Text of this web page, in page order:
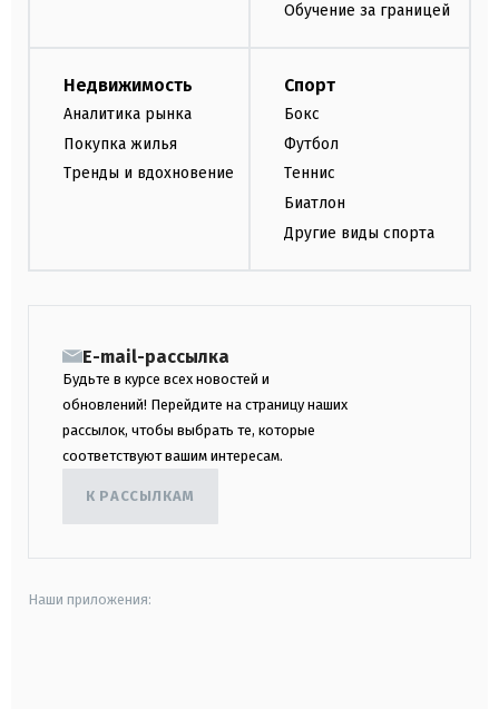
Обучение за границей
Недвижимость
Аналитика рынка
Покупка жилья
Тренды и вдохновение
Спорт
Бокс
Футбол
Теннис
Биатлон
Другие виды спорта
E-mail-рассылка
Будьте в курсе всех новостей и
обновлений! Перейдите на страницу наших
рассылок, чтобы выбрать те, которые
соответствуют вашим интересам.
К РАССЫЛКАМ
Наши приложения: